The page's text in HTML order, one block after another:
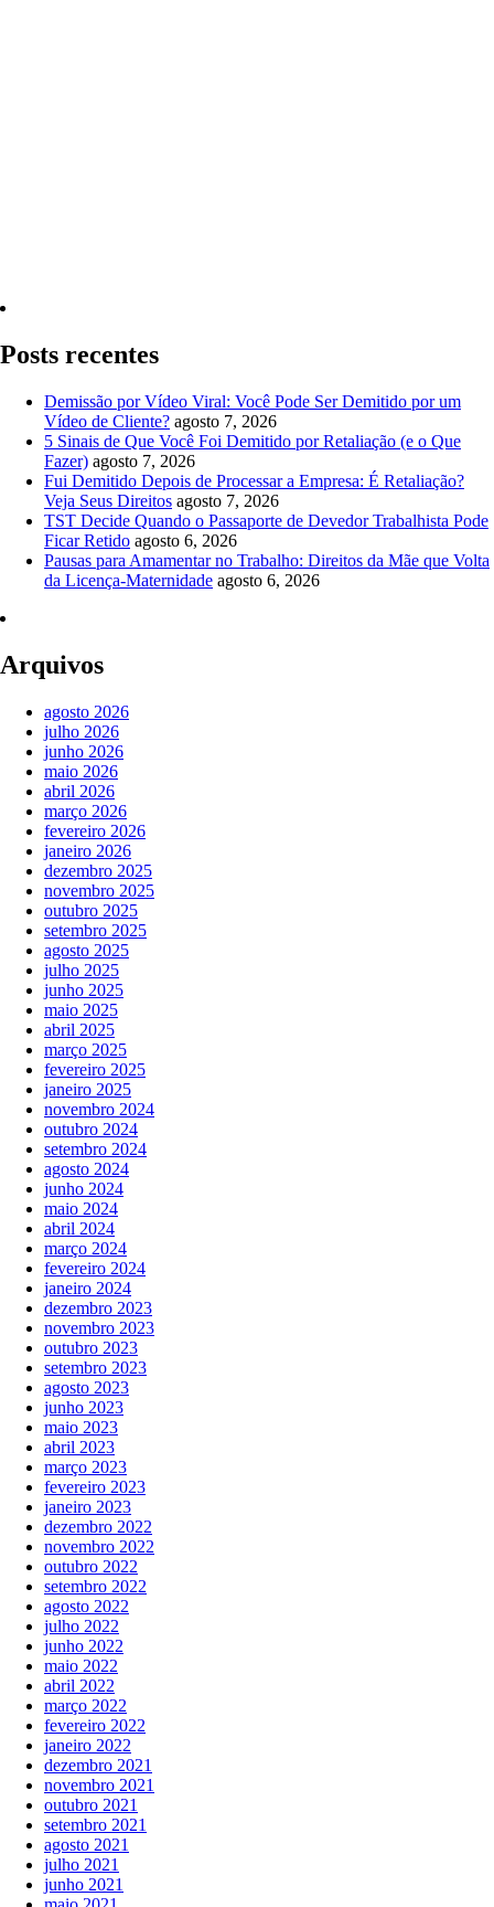
Posts recentes
Demissão por Vídeo Viral: Você Pode Ser Demitido por um
Vídeo de Cliente? agosto 7, 2026
5 Sinais de Que Você Foi Demitido por Retaliação (e o Que
Fazer) agosto 7, 2026
Fui Demitido Depois de Processar a Empresa: É Retaliação?
Veja Seus Direitos agosto 7, 2026
TST Decide Quando o Passaporte de Devedor Trabalhista Pode
Ficar Retido agosto 6, 2026
Pausas para Amamentar no Trabalho: Direitos da Mãe que Volta
da Licença-Maternidade agosto 6, 2026
Arquivos
agosto 2026
julho 2026
junho 2026
maio 2026
abril 2026
março 2026
fevereiro 2026
janeiro 2026
dezembro 2025
novembro 2025
outubro 2025
setembro 2025
agosto 2025
julho 2025
junho 2025
maio 2025
abril 2025
março 2025
fevereiro 2025
janeiro 2025
novembro 2024
outubro 2024
setembro 2024
agosto 2024
junho 2024
maio 2024
abril 2024
março 2024
fevereiro 2024
janeiro 2024
dezembro 2023
novembro 2023
outubro 2023
setembro 2023
agosto 2023
junho 2023
maio 2023
abril 2023
março 2023
fevereiro 2023
janeiro 2023
dezembro 2022
novembro 2022
outubro 2022
setembro 2022
agosto 2022
julho 2022
junho 2022
maio 2022
abril 2022
março 2022
fevereiro 2022
janeiro 2022
dezembro 2021
novembro 2021
outubro 2021
setembro 2021
agosto 2021
julho 2021
junho 2021